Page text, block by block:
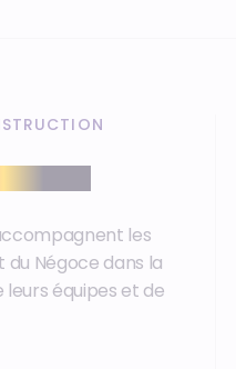
les
Négoce dans la
équipes et de